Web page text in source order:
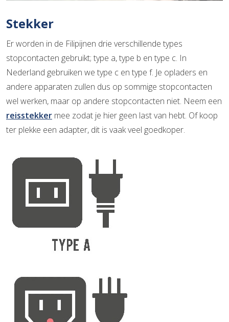
Stekker
Er worden in de Filipijnen drie verschillende types
stopcontacten gebruikt; type a, type b en type c. In
Nederland gebruiken we type c en type f. Je opladers en
andere apparaten zullen dus op sommige stopcontacten
wel werken, maar op andere stopcontacten niet. Neem een
reisstekker mee zodat je hier geen last van hebt. Of koop
ter plekke een adapter, dit is vaak veel goedkoper.